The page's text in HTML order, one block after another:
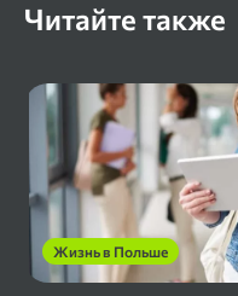
Читайте также
Жизнь в Польше